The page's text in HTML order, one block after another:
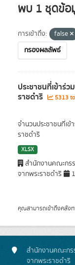
พบ 1 ชุดข้อ
การเข้าถึง: false
กรองผลลัพธ์
ประชาชนที่เข้าร่
ราชดำริ 5313
จำนวนประชาชนที่เ
ราชดำริ
XLSX
สำนักงานคณะกร
จากพระราชดำริ
คุณสามารถเข้าถึงคลัง
สำนักงานคณะกร
จากพระราชดำริ